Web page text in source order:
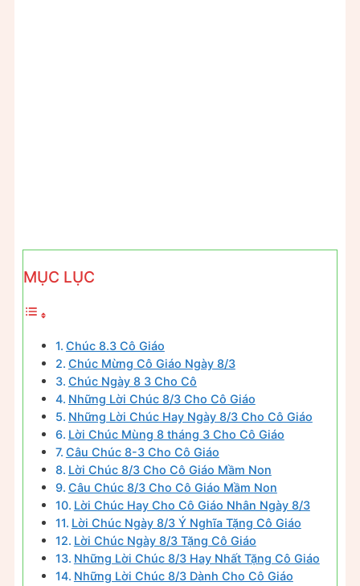
MỤC LỤC
Chúc 8.3 Cô Giáo
Chúc Mừng Cô Giáo Ngày 8/3
Chúc Ngày 8 3 Cho Cô
Những Lời Chúc 8/3 Cho Cô Giáo
Những Lời Chúc Hay Ngày 8/3 Cho Cô Giáo
Lời Chúc Mùng 8 tháng 3 Cho Cô Giáo
Câu Chúc 8-3 Cho Cô Giáo
Lời Chúc 8/3 Cho Cô Giáo Mầm Non
Câu Chúc 8/3 Cho Cô Giáo Mầm Non
Lời Chúc Hay Cho Cô Giáo Nhân Ngày 8/3
Lời Chúc Ngày 8/3 Ý Nghĩa Tặng Cô Giáo
Lời Chúc Ngày 8/3 Tặng Cô Giáo
Những Lời Chúc 8/3 Hay Nhất Tặng Cô Giáo
Những Lời Chúc 8/3 Dành Cho Cô Giáo